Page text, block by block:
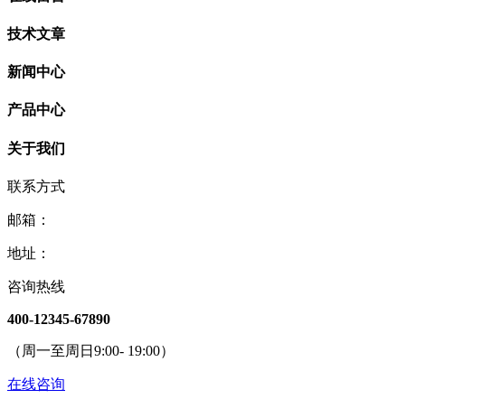
技术文章
新闻中心
产品中心
关于我们
联系方式
邮箱：
地址：
咨询热线
400-12345-67890
（周一至周日9:00- 19:00）
在线咨询